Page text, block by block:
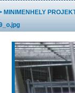
MINIMENHELY